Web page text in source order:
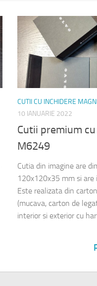
CUTII CU INCHIDERE
10 IANUARIE 2022
Cutii premium
M6249
Cutia din imagine are
120x120x35 mm si are
Este realizata din
(mucava, carton de
interior si exterior cu